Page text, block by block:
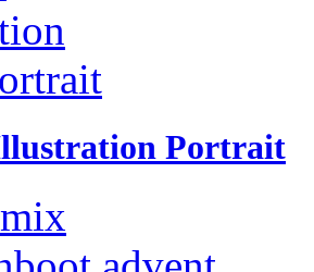
Portrait